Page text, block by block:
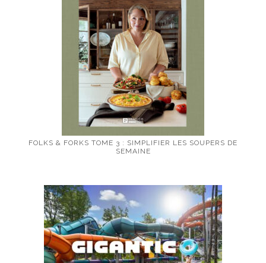
FOLKS & FORKS TOME 3 : SIMPLIFIER LES SOUPERS DE
SEMAINE